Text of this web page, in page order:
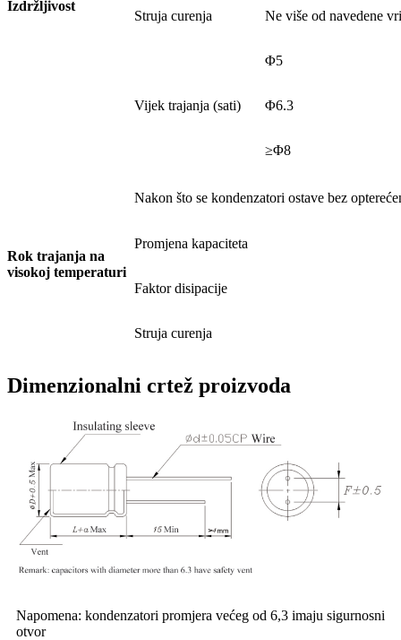
Izdržljivost
Struja curenja Ne više od navedene
Vijek trajanja (sati)
Φ5
Φ6.3
≥Φ8
Rok trajanja na
visokoj temperaturi
Nakon što se kondenzatori ostave bez
Promjena kapaciteta
Faktor disipacije
Struja curenja
Dimenzionalni crtež proizvoda
Napomena: kondenzatori promjera većeg od 6,3 imaju sigurnosni
otvor